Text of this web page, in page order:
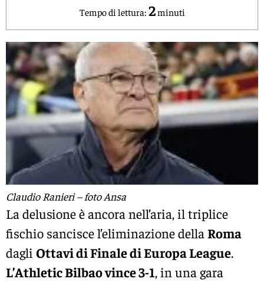
Tempo di lettura: 2minuti
Claudio Ranieri – foto Ansa
La delusione è ancora nell’aria, il triplice
fischio sancisce l’eliminazione della Roma
dagli Ottavi di Finale di Europa League.
L’Athletic Bilbao vince 3-1, in una gara